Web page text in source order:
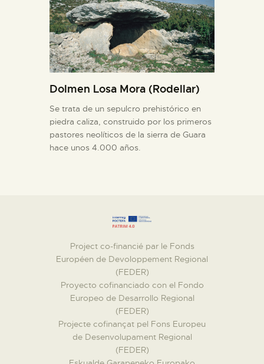
Dolmen Losa Mora (Rodellar)
Se trata de un sepulcro prehistórico en
piedra caliza, construido por los primeros
pastores neolíticos de la sierra de Guara
hace unos 4.000 años.
Project co-financié par le Fonds
Européen de Devoloppement Regional
(FEDER)
Proyecto cofinanciado con el Fondo
Europeo de Desarrollo Regional
(FEDER)
Projecte cofinançat pel Fons Europeu
de Desenvolupament Regional
(FEDER)